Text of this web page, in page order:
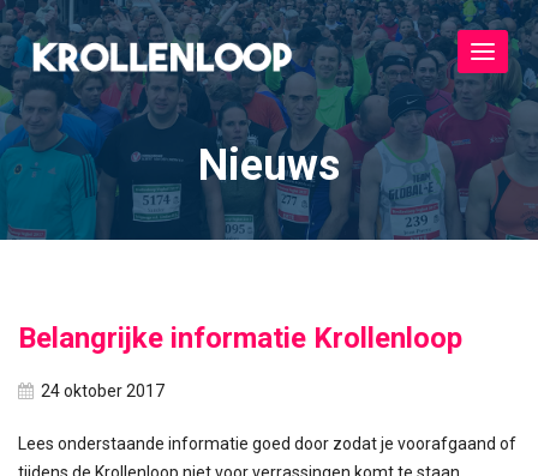
Toggle
Nieuws
Belangrijke informatie Krollenloop
24 oktober 2017
Lees onderstaande informatie goed door zodat je voorafgaand of